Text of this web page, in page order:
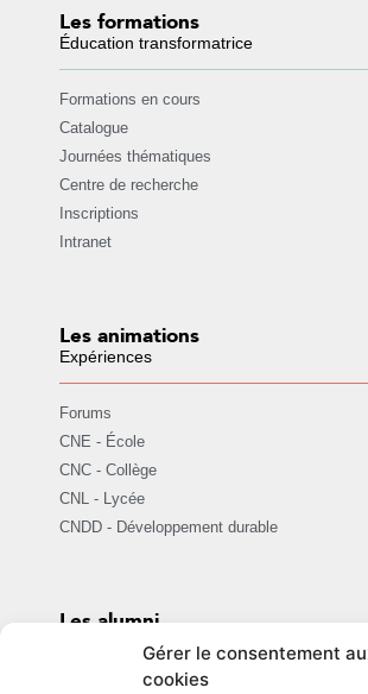
Gérer le consentement
cookies
Les formations
Éducation transformatrice
Formations en cours
Catalogue
Journées thématiques
Centre de recherche
Inscriptions
Intranet
Les animations
Expériences
Forums
CNE - École
CNC - Collège
CNL - Lycée
CNDD - Développement durable
Les alumni
Assomption ensemble